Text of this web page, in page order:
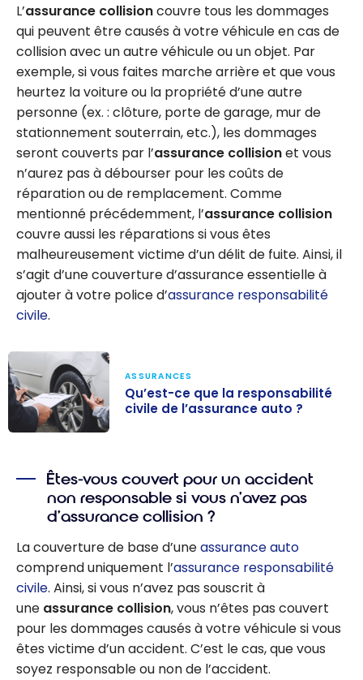
L’assurance collisioncouvre tous les dommages
qui peuvent être causés à votre véhicule en cas de
collision avec un autre véhicule ou un objet. Par
exemple, si vous faites marche arrière et que vous
heurtez la voiture ou la propriété d’une autre
personne (ex. : clôture, porte de garage, mur de
stationnement souterrain, etc.), les dommages
seront couverts par l’assurance collisionet vous
n’aurez pas à débourser pour les coûts de
réparation ou de remplacement. Comme
mentionné précédemment, l’assurance collision
couvre aussi les réparations si vous êtes
malheureusement victime d’un délit de fuite. Ainsi, il
s’agit d’une couverture d’assurance essentielle à
ajouter à votre police d’assurance responsabilité
civile.
responsabilité
civile de
l’assurance
auto ?
ASSURANCES
Qu’est-ce que la responsabilité
civile de l’assurance auto ?
Êtes-vous couvert pour un accident
non responsable si vous n’avez pas
d’assurance collision ?
La couverture de base d’uneassurance auto
comprend uniquement l’assurance responsabilité
civile. Ainsi, si vous n’avez pas souscrit à
une assurance collision, vous n’êtes pas couvert
pour les dommages causés à votre véhicule si vous
êtes victime d’un accident. C’est le cas, que vous
soyez responsable ou non de l’accident.